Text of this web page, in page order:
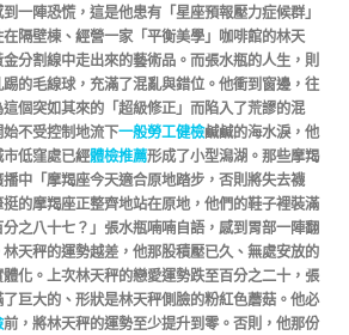
一陣恐慌，這是他患有「星座預報壓力症候群」
隔壁棟、經營一家「平衡美學」咖啡館的林天
分割線中走出來的藝術品。而張水瓶的人生，則
的毛線球，充滿了混亂與錯位。他衝到窗邊，往
個突如其來的「超級修正」而陷入了荒謬的混
不受控制地流下一般勞工健檢鹹鹹的海水淚，他
低窪處已經體檢推薦形成了小型潟湖。那些摩羯
中「摩羯座今天適合原地踏步，否則將失去襪
的摩羯座正整齊地站在原地，他們的鞋子裡裝滿
之八十七？」張水瓶喃喃自語，感到胃部一陣翻
天秤的運勢越差，他那股積壓已久、無處安放的
化。上次林天秤的戀愛運勢跌至百分之二十，張
巨大的、形狀是林天秤側臉的粉紅色蘑菇。他必
前，將林天秤的運勢至少提升到零。否則，他那份